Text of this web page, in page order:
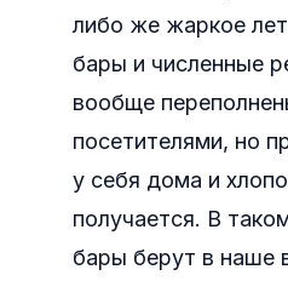
либо же жаркое
бары и численные
вообще
посетителями, но
у себя дома и
получается. В
бары берут в наше